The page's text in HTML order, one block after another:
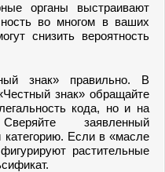
органы выстраивают
во многом в ваших
снизить вероятность
знак» правильно. В
знак» обращайте
кода, но и на
заявленный
категорию. Если в «масле
растительные